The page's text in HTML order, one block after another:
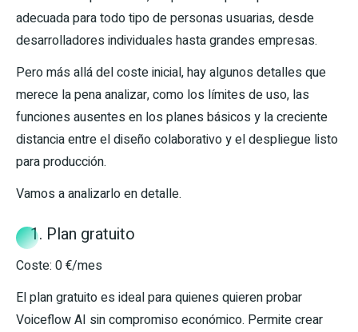
adecuada para todo tipo de personas usuarias, desde
desarrolladores individuales hasta grandes empresas.
Pero más allá del coste inicial, hay algunos detalles que
merece la pena analizar, como los límites de uso, las
funciones ausentes en los planes básicos y la creciente
distancia entre el diseño colaborativo y el despliegue listo
para producción.
Vamos a analizarlo en detalle.
1. Plan gratuito
Coste: 0 €/mes
El plan gratuito es ideal para quienes quieren probar
Voiceflow AI sin compromiso económico. Permite crear